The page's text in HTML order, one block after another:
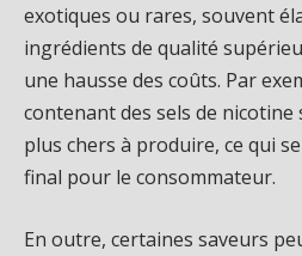
exotiques ou rares, souvent
ingrédients de qualité
une hausse des coûts. Par
contenant des sels de
plus chers à produire, ce qui
final pour le consommateur.
En outre, certaines saveurs